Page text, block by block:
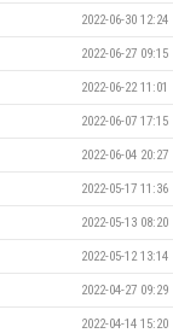
2022-06-30 12:24
2022-06-27 09:15
2022-06-22 11:01
2022-06-07 17:15
2022-06-04 20:27
2022-05-17 11:36
2022-05-13 08:20
2022-05-12 13:14
2022-04-27 09:29
2022-04-14 15:20